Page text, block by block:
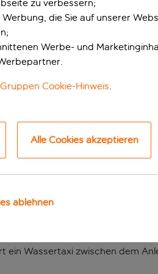
Familie
wo die Fischer
Öko-Hotel umgewandelt, von
Tesos entfernt. Wenn du
Wassertaxi zwischen dem
zu verbessern;
die Sie auf unserer
Werbe- und
Gruppen Cookie-Hinweis.
Alle Cookies akzeptieren
ablehnen